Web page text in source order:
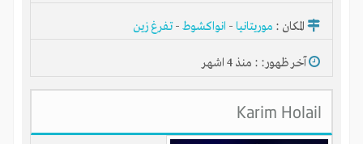
المكان : موريتانيا- انواكشوط-تفرغ زين
آخر ظهور: : منذ 4 اشهر
Karim Holail